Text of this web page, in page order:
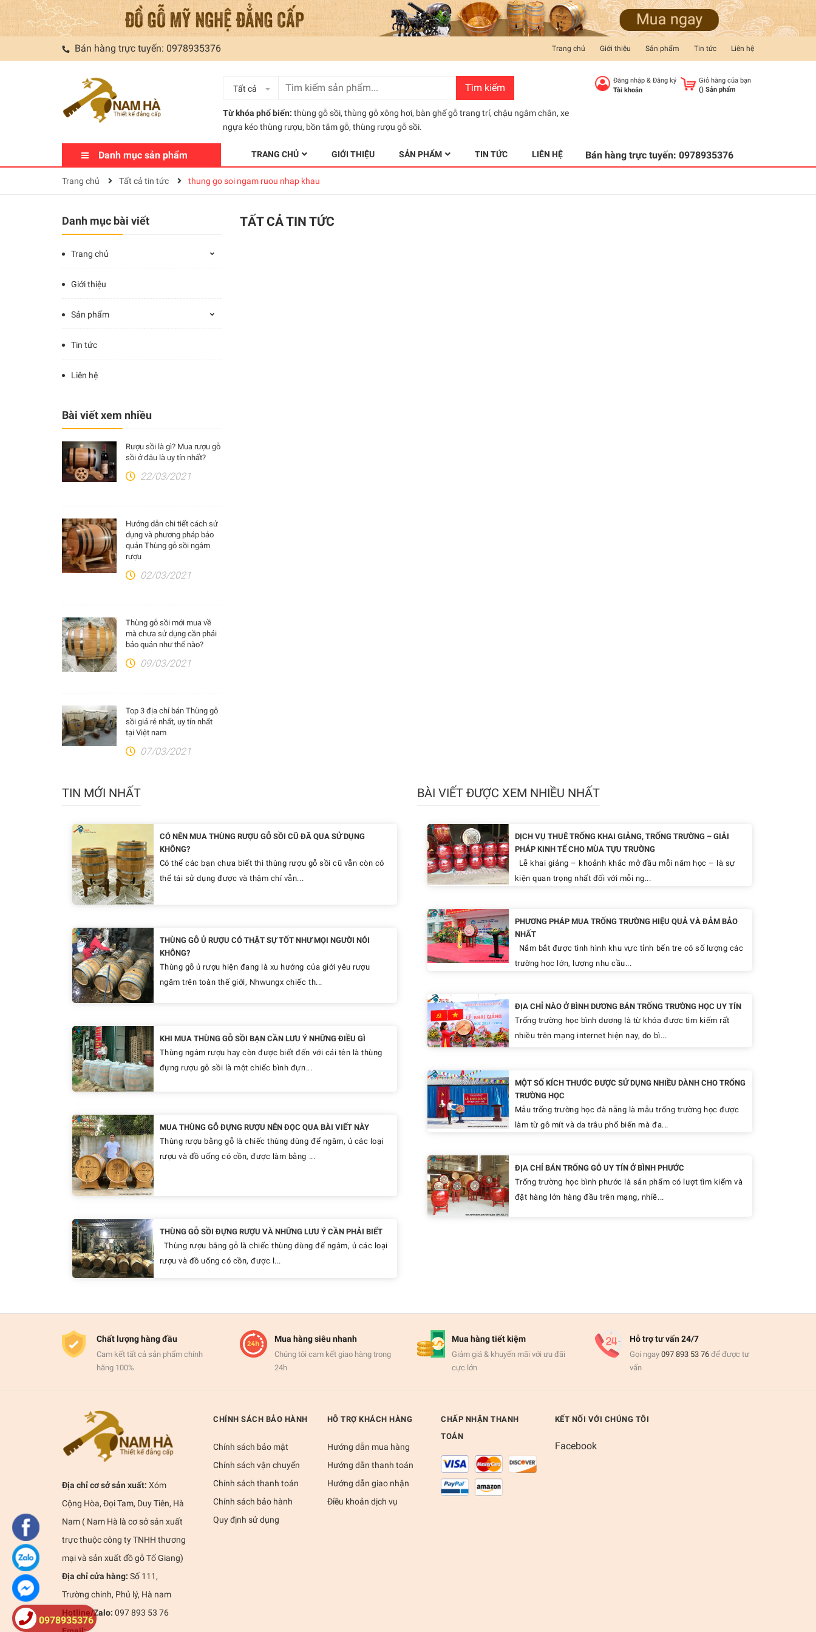
Bán hàng trực tuyến: 0978935376 Trang chủ Giới thiệu Sản phẩm Tin tức Liên hệ
Tất cả Tìm kiếm
Từ khóa phổ biến: thùng gỗ sồi, thùng gỗ xông hơi, bàn ghế gỗ trang trí, chậu ngâm chân, xe
ngựa kéo thùng rượu, bồn tắm gỗ, thùng rượu gỗ sồi.
Đăng nhập& Đăng ký
Tài khoản
Giỏ hàng của bạn
() Sản phẩm
Danh mục sản phẩm TRANG CHỦ GIỚI THIỆU SẢN PHẨM TIN TỨC LIÊN HỆ Bán hàng trực tuyến: 0978935376
Trang chủ Tất cả tin tức thung go soi ngam ruou nhap khau
Danh mục bài viết
Trang chủ
Giới thiệu
Sản phẩm
Tin tức
Liên hệ
Bài viết xem nhiều
Rượu sồi là gì? Mua rượu gỗ
sồi ở đâu là uy tín nhất?
22/03/2021
Hướng dẫn chi tiết cách sử
dụng và phương pháp bảo
quản Thùng gỗ sồi ngâm
rượu
02/03/2021
Thùng gỗ sồi mới mua về
mà chưa sử dụng cần phải
bảo quản như thế nào?
09/03/2021
Top 3 địa chỉ bán Thùng gỗ
sồi giá rẻ nhất, uy tín nhất
tại Việt nam
07/03/2021
TẤT CẢ TIN TỨC
TIN MỚI NHẤT
CÓ NÊN MUA THÙNG RƯỢU GỖ SỒI CŨ ĐÃ QUA SỬ DỤNG
KHÔNG?
Có thể các bạn chưa biết thì thùng rượu gỗ sồi cũ vẫn còn có
thể tái sử dụng được và thậm chí vẫn...
THÙNG GỖ Ủ RƯỢU CÓ THẬT SỰ TỐT NHƯ MỌI NGƯỜI NÓI
KHÔNG?
Thùng gỗ ủ rượu hiện đang là xu hướng của giới yêu rượu
ngâm trên toàn thế giới, Nhwungx chiếc th...
KHI MUA THÙNG GỖ SỒI BẠN CẦN LƯU Ý NHỮNG ĐIỀU GÌ
Thùng ngâm rượu hay còn được biết đến với cái tên là thùng
đựng rượu gỗ sồi là một chiếc bình đựn...
MUA THÙNG GỖ ĐỰNG RƯỢU NÊN ĐỌC QUA BÀI VIẾT NÀY
Thùng rượu bằng gỗ là chiếc thùng dùng để ngâm, ủ các loại
rượu và đồ uống có cồn, được làm bằng ...
THÙNG GỖ SỒI ĐỰNG RƯỢU VÀ NHỮNG LƯU Ý CẦN PHẢI BIẾT
Thùng rượu bằng gỗ là chiếc thùng dùng để ngâm, ủ các loại
rượu và đồ uống có cồn, được l...
BÀI VIẾT ĐƯỢC XEM NHIỀU NHẤT
DỊCH VỤ THUÊ TRỐNG KHAI GIẢNG, TRỐNG TRƯỜNG – GIẢI
PHÁP KINH TẾ CHO MÙA TỰU TRƯỜNG
Lễ khai giảng – khoảnh khắc mở đầu mỗi năm học – là sự
kiện quan trọng nhất đối với mỗi ng...
PHƯƠNG PHÁP MUA TRỐNG TRƯỜNG HIỆU QUẢ VÀ ĐẢM BẢO
NHẤT
Nắm bắt được tình hình khu vực tỉnh bến tre có số lượng các
trường học lớn, lượng nhu cầu...
ĐỊA CHỈ NÀO Ở BÌNH DƯƠNG BÁN TRỐNG TRƯỜNG HỌC UY TÍN
Trống trường học bình dương là từ khóa được tìm kiếm rất
nhiều trên mạng internet hiện nay, do bì...
MỘT SỐ KÍCH THƯỚC ĐƯỢC SỬ DỤNG NHIỀU DÀNH CHO TRỐNG
TRƯỜNG HỌC
Mẫu trống trường học đà nẵng là mẫu trống trường học được
làm từ gỗ mít và da trâu phổ biến mà đa...
ĐỊA CHỈ BÁN TRỐNG GỖ UY TÍN Ở BÌNH PHƯỚC
Trống trường học bình phước là sản phẩm có lượt tìm kiếm và
đặt hàng lớn hàng đầu trên mạng, nhiề...
Chất lượng hàng đầu
Cam kết tất cả sản phẩm chính
hãng 100%
Mua hàng siêu nhanh
Chúng tôi cam kết giao hàng trong
24h
Mua hàng tiết kiệm
Giảm giá & khuyến mãi với ưu đãi
cực lớn
Hỗ trợ tư vấn 24/7
Gọi ngay 097 893 53 76để được tư
vấn
Địa chỉ cơ sở sản xuất: Xóm
Cộng Hòa, Đọi Tam, Duy Tiên, Hà
Nam ( Nam Hà là cơ sở sản xuất
trực thuộc công ty TNHH thương
mại và sản xuất đồ gỗ Tố Giang)
Địa chỉ cửa hàng: Số 111,
Trường chinh, Phủ lý, Hà nam
Hotline/Zalo: 097 893 53 76
CHÍNH SÁCH BẢO HÀNH
Chính sách bảo mật
Chính sách vận chuyển
Chính sách thanh toán
Chính sách bảo hành
Quy định sử dụng
HỖ TRỢ KHÁCH HÀNG
Hướng dẫn mua hàng
Hướng dẫn thanh toán
Hướng dẫn giao nhận
Điều khoản dịch vụ
CHẤP NHẬN THANH
TOÁN
KẾT NỐI VỚI CHÚNG TÔI
Facebook
0978935376